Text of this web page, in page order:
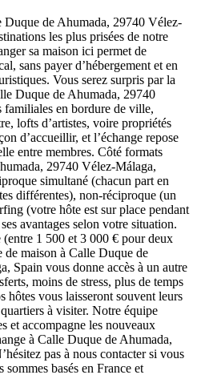
Duque de Ahumada, 29740 Vélez-
les plus prisées de notre
sa maison ici permet de
sans payer d’hébergement et en
Vous serez surpris par la
Duque de Ahumada, 29740
en bordure de ville,
lofts d’artistes, voire propriétés
d’accueillir, et l’échange repose
entre membres. Côté formats
29740 Vélez-Málaga,
simultané (chacun part en
différentes), non-réciproque (un
(votre hôte est sur place pendant
avantages selon votre situation.
(entre 1 500 et 3 000 € pour deux
de maison à Calle Duque de
Spain vous donne accès à un autre
moins de stress, plus de temps
hôtes vous laisseront souvent leurs
à visiter. Notre équipe
et accompagne les nouveaux
à Calle Duque de Ahumada,
pas à nous contacter si vous
basés en France et